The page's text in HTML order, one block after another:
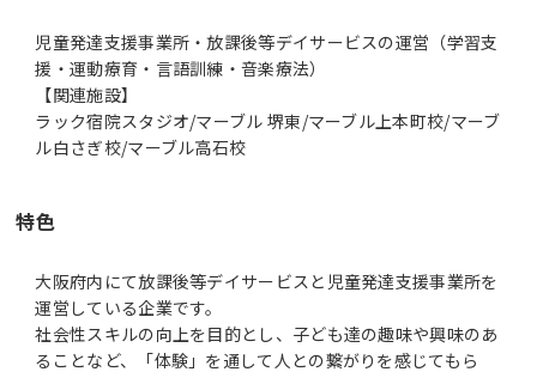
児童発達支援事業所・放課後等デイサービスの運営（学習支
援・運動療育・言語訓練・音楽療法）
【関連施設】
ラック宿院スタジオ/マーブル 堺東/マーブル上本町校/マーブ
ル白さぎ校/マーブル高石校
特色
大阪府内にて放課後等デイサービスと児童発達支援事業所を
運営している企業です。
社会性スキルの向上を目的とし、子ども達の趣味や興味のあ
ることなど、「体験」を通して人との繋がりを感じてもら